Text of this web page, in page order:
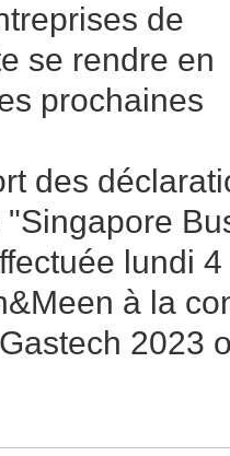
de
se rendre en
prochaines
des
lundi
à la
2023